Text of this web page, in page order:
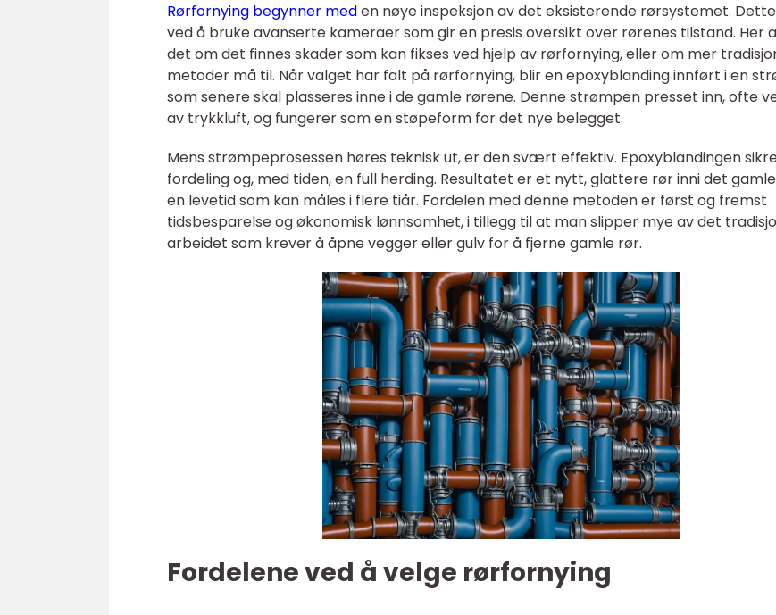
Rørfornying begynner meden nøye inspeksjon av det eksisterende rørsystemet.
ved å bruke avanserte kameraer som gir en presis oversikt over rørenes tilstand. Her
det om det finnes skader som kan fikses ved hjelp av rørfornying, eller om mer
metoder må til. Når valget har falt på rørfornying, blir en epoxyblanding innført i en
som senere skal plasseres inne i de gamle rørene. Denne strømpen presset inn, ofte
av trykkluft, og fungerer som en støpeform for det nye belegget.
Mens strømpeprosessen høres teknisk ut, er den svært effektiv. Epoxyblandingen
fordeling og, med tiden, en full herding. Resultatet er et nytt, glattere rør inni det
en levetid som kan måles i flere tiår. Fordelen med denne metoden er først og fremst
tidsbesparelse og økonomisk lønnsomhet, i tillegg til at man slipper mye av det
arbeidet som krever å åpne vegger eller gulv for å fjerne gamle rør.
Fordelene ved å velge rørfornying